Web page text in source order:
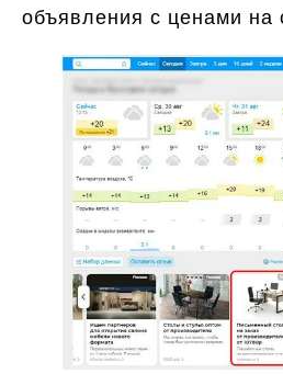
объявления с ценами на